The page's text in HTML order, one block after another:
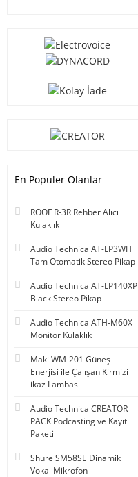
En Populer Olanlar
ROOF R-3R Rehber Alıcı
Kulaklık
Audio Technica AT-LP3WH
Tam Otomatik Stereo Pikap
Audio Technica AT-LP140XP
Black Stereo Pikap
Audio Technica ATH-M60X
Monitör Kulaklık
Maki WM-201 Güneş
Enerjisi ile Çalışan Kirmizi
ikaz Lambası
Audio Technica CREATOR
PACK Podcasting ve Kayıt
Paketi
Shure SM58SE Dinamik
Vokal Mikrofon